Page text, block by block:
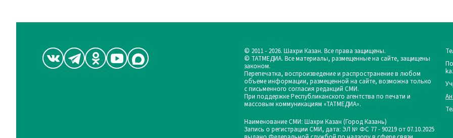
© 2011 - 2026. Шахри Казан. Все права защищены.
© ТАТМЕДИА. Все материалы, размещенные на сайте, защищены
законом.
Перепечатка, воспроизведение и распространение в любом
объеме информации, размещенной на сайте, возможна только
с письменного согласия редакций СМИ.
При поддержке Республиканского агентства по печати и
массовым коммуникациям «ТАТМЕДИА».
Наименование СМИ: Шахри Казан (Город Казань)
Запись о регистрации СМИ, дата: ЭЛ № ФС 77 - 90219 от 07.10.2025